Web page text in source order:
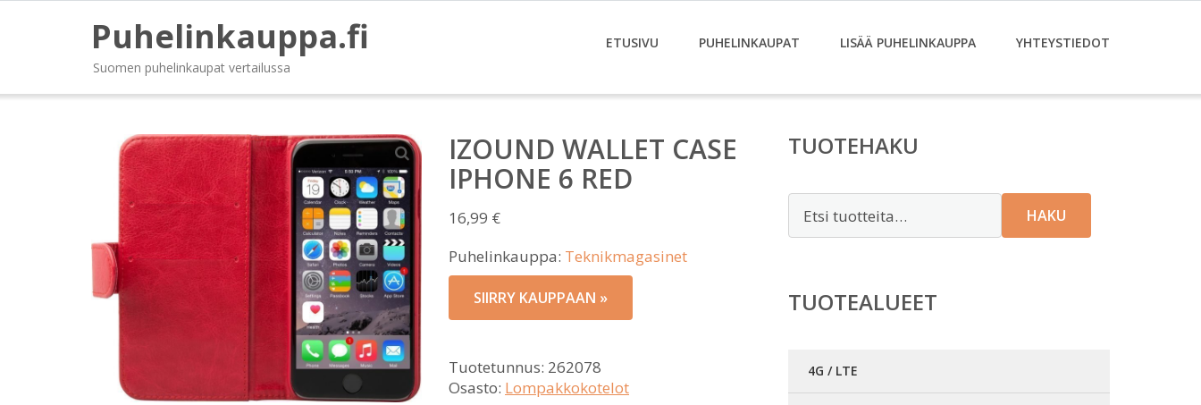
Puhelinkauppa.fi
Suomen puhelinkaupat vertailussa
ETUSIVU PUHELINKAUPAT LISÄÄ PUHELINKAUPPA YHTEYSTIEDOT
IZOUND WALLET CASE
IPHONE 6 RED
16,99 €
Puhelinkauppa: Teknikmagasinet
SIIRRY KAUPPAAN »
Tuotetunnus: 262078
Osasto: Lompakkokotelot
TUOTEHAKU
HAKU
TUOTEALUEET
4G / LTE